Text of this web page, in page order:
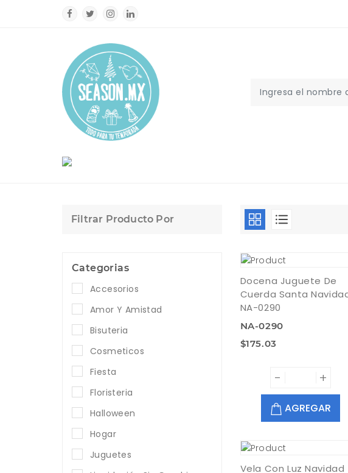
Filtrar Producto Por
Categorias
Accesorios
Amor Y Amistad
Bisuteria
Cosmeticos
Fiesta
Floristeria
Halloween
Hogar
Juguetes
Docena Juguete De
Cuerda Santa
NA-0290
NA-0290
$175.03
- +
AGREGAR
Vela Con Luz Navidad